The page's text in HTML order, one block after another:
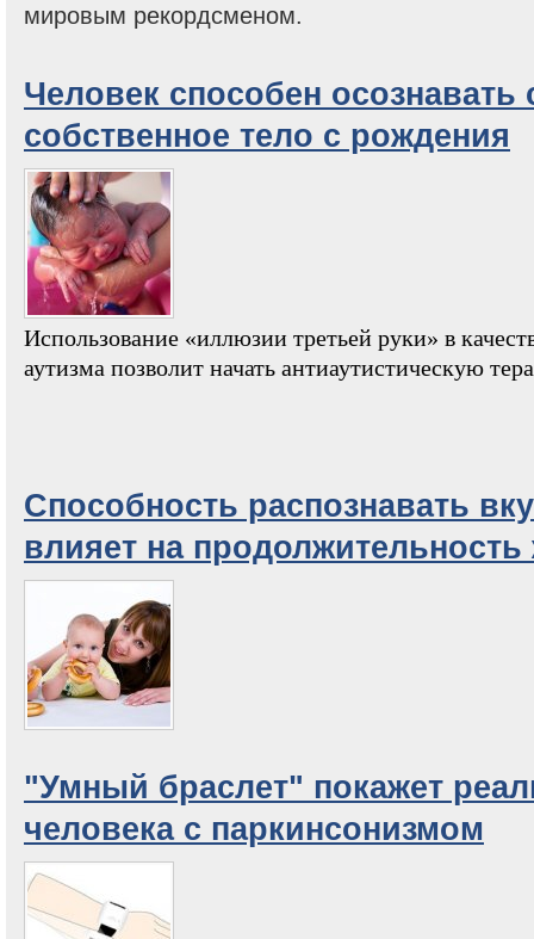
мировым рекордсменом.
Человек способен осознавать
собственное тело с рождения
Использование «иллюзии третьей руки» в
аутизма позволит начать антиаутистическую
Способность распознавать
влияет на продолжительность
"Умный браслет" покажет
человека с паркинсонизмом